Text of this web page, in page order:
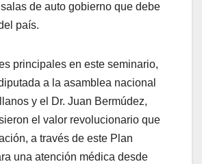
de auto gobierno que debe
país.
principales en este seminario,
a la asamblea nacional
y el Dr. Juan Bermúdez,
el valor revolucionario que
a través de este Plan
una atención médica desde